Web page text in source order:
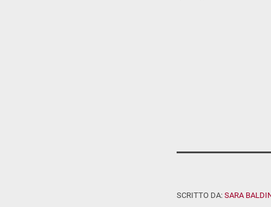
SCRITTO DA: SARA